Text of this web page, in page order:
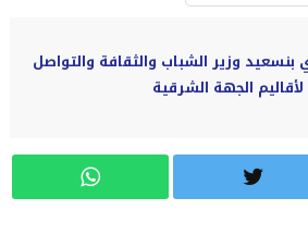
وزير الشباب والثقافة والتواصل
الجهة الشرقية